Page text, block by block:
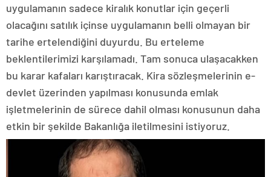
uygulamanın sadece kiralık konutlar için geçerli
olacağını satılık içinse uygulamanın belli olmayan bir
tarihe ertelendiğini duyurdu. Bu erteleme
beklentilerimizi karşılamadı. Tam sonuca ulaşacakken
bu karar kafaları karıştıracak. Kira sözleşmelerinin e-
devlet üzerinden yapılması konusunda emlak
işletmelerinin de sürece dahil olması konusunun daha
etkin bir şekilde Bakanlığa iletilmesini istiyoruz.